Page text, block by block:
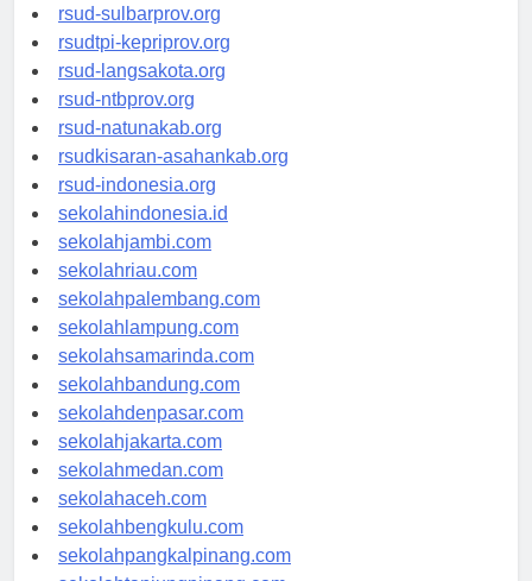
rsud-sulbarprov.org
rsudtpi-kepriprov.org
rsud-langsakota.org
rsud-ntbprov.org
rsud-natunakab.org
rsudkisaran-asahankab.org
rsud-indonesia.org
sekolahindonesia.id
sekolahjambi.com
sekolahriau.com
sekolahpalembang.com
sekolahlampung.com
sekolahsamarinda.com
sekolahbandung.com
sekolahdenpasar.com
sekolahjakarta.com
sekolahmedan.com
sekolahaceh.com
sekolahbengkulu.com
sekolahpangkalpinang.com